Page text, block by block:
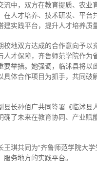
中，双方在教育提质、农
人才培养、技术研发、平
实践平台，提升人才培养质
地双方达成的合作意向予
才保障，齐鲁师范学院作为
举措。她强调，临沭县将
体合作项目为抓手，共同
长孙佰广共同签署《临沭
了未来在教育协同、产业
琪共同为“齐鲁师范学院大
务地方的实践平台。